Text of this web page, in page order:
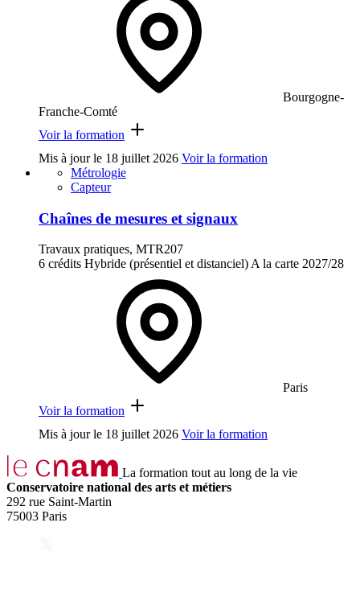
Bourgogne-
Franche-Comté
Voir la formation
Mis à jour le 18 juillet 2026 Voir la formation
Métrologie
Capteur
Chaînes de mesures et signaux
Travaux pratiques, MTR207
6 crédits Hybride (présentiel et distanciel) A la carte 2027/28
Paris
Voir la formation
Mis à jour le 18 juillet 2026 Voir la formation
La formation tout au long de la vie
Conservatoire national des arts et métiers
292 rue Saint-Martin
75003 Paris